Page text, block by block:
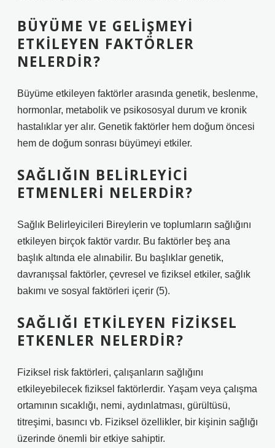
BÜYÜME VE GELIŞMEYI
ETKILEYEN FAKTÖRLER
NELERDIR?
Büyüme etkileyen faktörler arasında genetik, beslenme,
hormonlar, metabolik ve psikososyal durum ve kronik
hastalıklar yer alır. Genetik faktörler hem doğum öncesi
hem de doğum sonrası büyümeyi etkiler.
SAĞLIĞIN BELIRLEYICI
ETMENLERI NELERDIR?
Sağlık Belirleyicileri Bireylerin ve toplumların sağlığını
etkileyen birçok faktör vardır. Bu faktörler beş ana
başlık altında ele alınabilir. Bu başlıklar genetik,
davranışsal faktörler, çevresel ve fiziksel etkiler, sağlık
bakımı ve sosyal faktörleri içerir (5).
SAĞLIĞI ETKILEYEN FIZIKSEL
ETKENLER NELERDIR?
Fiziksel risk faktörleri, çalışanların sağlığını
etkileyebilecek fiziksel faktörlerdir. Yaşam veya çalışma
ortamının sıcaklığı, nemi, aydınlatması, gürültüsü,
titreşimi, basıncı vb. Fiziksel özellikler, bir kişinin sağlığı
üzerinde önemli bir etkiye sahiptir.